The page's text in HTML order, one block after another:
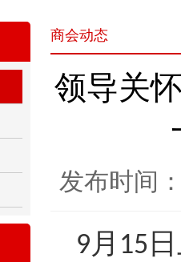
商会动态
领导关
发布时间
9月 15